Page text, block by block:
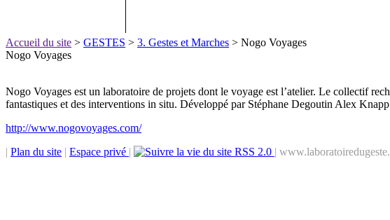
Accueil du site > GESTES > 3. Gestes et Marches > Nogo Voyages
Nogo Voyages
Nogo Voyages est un laboratoire de projets dont le voyage est l’atelier. Le collectif
fantastiques et des interventions in situ. Développé par Stéphane Degoutin Alex
http://www.nogovoyages.com/
| Plan du site | Espace privé | RSS 2.0 |